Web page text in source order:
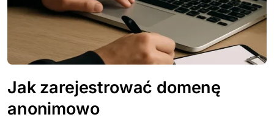
Jak zarejestrować domenę
anonimowo